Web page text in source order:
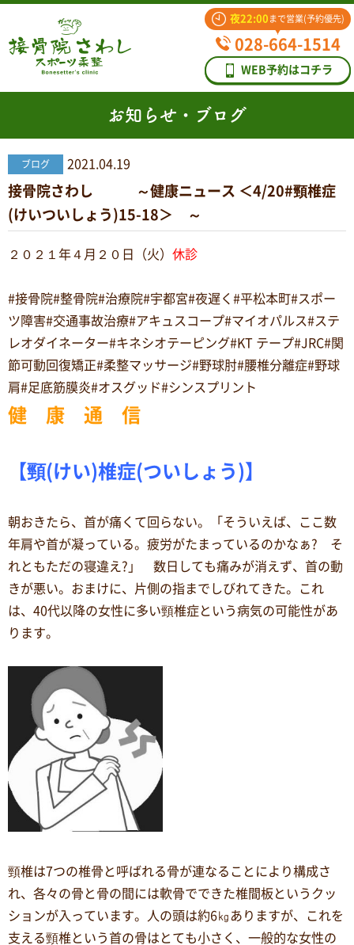
夜22:00 まで営業(予約優先)
028-664-1514
WEB予約はコチラ
お知らせ・ブログ
ブログ 2021.04.19
接骨院さわし ～健康ニュース ＜4/20#頸椎症
(けいついしょう)15-18＞ ～
２０２１年４月２０日（火） 休診
#接骨院#整骨院#治療院#宇都宮#夜遅く#平松本町#スポー
ツ障害#交通事故治療#アキュスコープ#マイオパルス#ステ
レオダイネーター#キネシオテーピング#KT テープ#JRC#関
節可動回復矯正#柔整マッサージ#野球肘#腰椎分離症#野球
肩#足底筋膜炎#オスグッド#シンスプリント
健 康 通 信
【頸(けい)椎症(ついしょう)】
朝おきたら、首が痛くて回らない。「そういえば、ここ数
年肩や首が凝っている。疲労がたまっているのかなぁ? そ
れともただの寝違え?」 数日しても痛みが消えず、首の動
きが悪い。おまけに、片側の指までしびれてきた。これ
は、40代以降の女性に多い頸椎症という病気の可能性があ
ります。
頸椎は7つの椎骨と呼ばれる骨が連なることにより構成さ
れ、各々の骨と骨の間には軟骨でできた椎間板というクッ
ションが入っています。人の頭は約6㎏ありますが、これを
支える頸椎という首の骨はとても小さく、一般的な女性の